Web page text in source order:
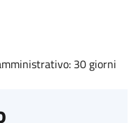
30 giorni